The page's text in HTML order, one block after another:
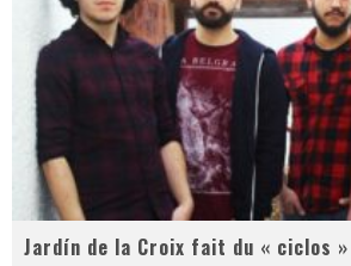
Jardín de la Croix fait du « ciclos